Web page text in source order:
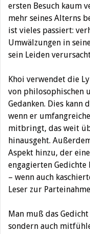
ersten Besuch kaum
mehr seines Alterns
ist vieles passiert:
Umwälzungen in
sein Leiden
Khoi verwendet die
von philosophischen
Gedanken. Dies kann
wenn er
mitbringt, das weit
hinausgeht.
Aspekt hinzu, der
engagierten
– wenn auch
Leser zur
Man muß das
sondern auch